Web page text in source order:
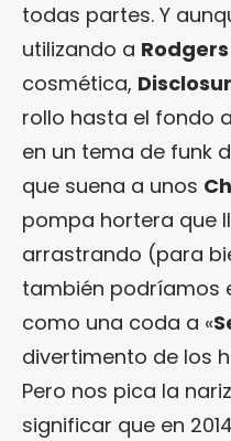
todas partes. Y
utilizando a Rodgers
cosmética,
rollo hasta el fondo
en un tema de funk
que suena a unos
pompa hortera que
arrastrando (para
también podríamos
como una coda a «
divertimento de los
Pero nos pica la
significar que en